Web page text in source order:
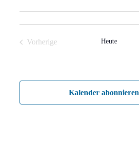
Vorherige
Heute
Kalender abonnieren